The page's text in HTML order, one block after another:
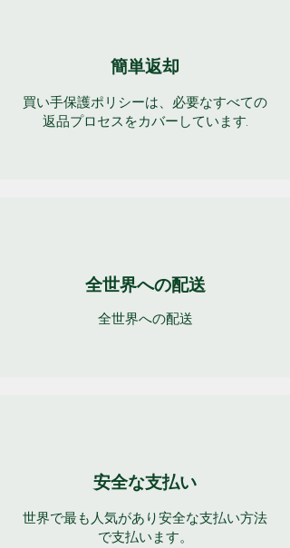
簡単返却
買い手保護ポリシーは、必要なすべての
返品プロセスをカバーしています.
全世界への配送
全世界への配送
安全な支払い
世界で最も人気があり安全な支払い方法
で支払います。